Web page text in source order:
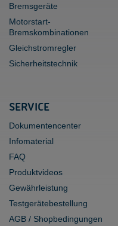
Bremsgeräte
Motorstart-
Bremskombinationen
Gleichstromregler
Sicherheitstechnik
SERVICE
Dokumentencenter
Infomaterial
FAQ
Produktvideos
Gewährleistung
Testgerätebestellung
AGB / Shopbedingungen